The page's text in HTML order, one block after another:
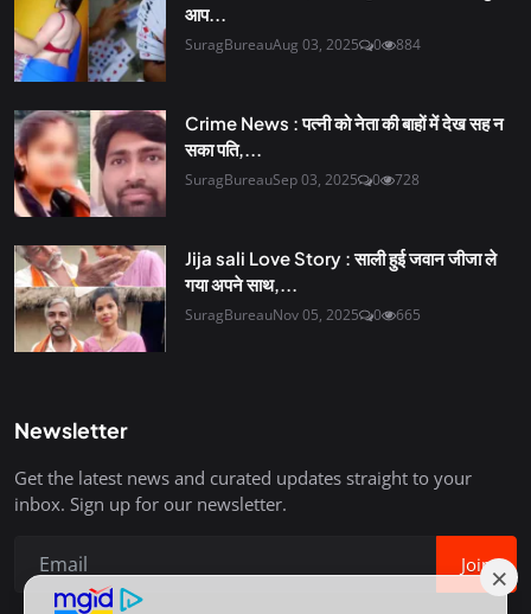
आप...
SuragBureauAug 03, 2025 0 884
Crime News : पत्नी को नेता की बाहों में देख सह न
सका पति,...
SuragBureauSep 03, 2025 0 728
Jija sali Love Story : साली हुई जवान जीजा ले
गया अपने साथ,...
SuragBureauNov 05, 2025 0 665
Newsletter
Get the latest news and curated updates straight to your
inbox. Sign up for our newsletter.
Join